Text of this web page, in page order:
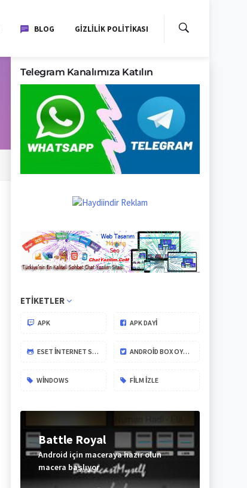
BLOG GIZLILIK POLITIKASI
Telegram Kanalımıza Katılın
ETIKETLER
APK APK DAYİ
ESET İNTERNET SECURITY ANDROID BOX OYUNLARI
WINDOWS FILM IZLE
Battle Royal
Android için maceraya hazır olun
macera başlıyor